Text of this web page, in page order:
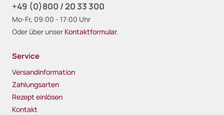
+49 (0)800 / 20 33 300
Mo-Fr, 09:00 - 17:00 Uhr
Oder über unser Kontaktformular.
Service
Versandinformation
Zahlungsarten
Rezept einlösen
Kontakt